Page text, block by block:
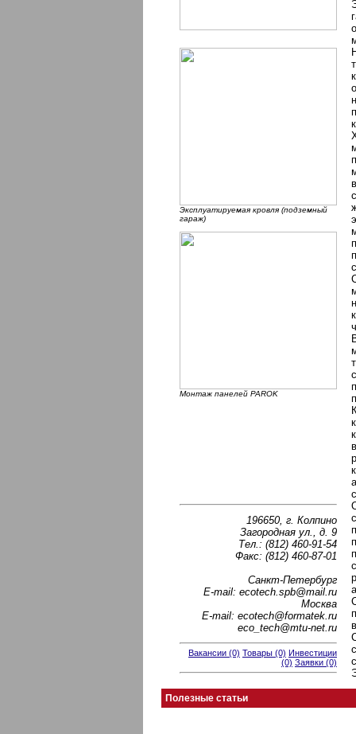
Эксплуатируемая кровля (подземный
гараж)
Монтаж панелей PAROK
196650, г. Колпино
Загородная ул., д. 9
Тел.: (812) 460-91-54
Факс: (812) 460-87-01
Санкт-Петербург
E-mail: ecotech.spb@mail.ru
Москва
E-mail: ecotech@formatek.ru
eco_tech@mtu-net.ru
Вакансии (0) Товары (0) Инвестиции
(0) Заявки (0)
Полезные статьи